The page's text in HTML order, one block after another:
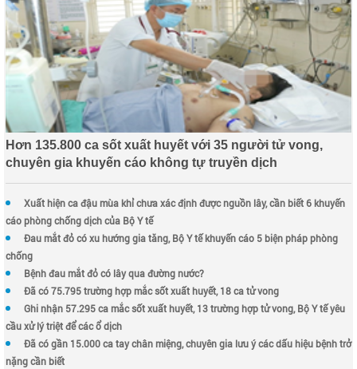
Hơn 135.800 ca sốt xuất huyết với 35 người tử vong,
chuyên gia khuyến cáo không tự truyền dịch
Xuất hiện ca đậu mùa khỉ chưa xác định được nguồn lây, cần biết 6 khuyến
cáo phòng chống dịch của Bộ Y tế
Đau mắt đỏ có xu hướng gia tăng, Bộ Y tế khuyến cáo 5 biện pháp phòng
chống
Bệnh đau mắt đỏ có lây qua đường nước?
Đã có 75.795 trường hợp mắc sốt xuất huyết, 18 ca tử vong
Ghi nhận 57.295 ca mắc sốt xuất huyết, 13 trường hợp tử vong, Bộ Y tế yêu
cầu xử lý triệt để các ổ dịch
Đã có gần 15.000 ca tay chân miệng, chuyên gia lưu ý các dấu hiệu bệnh trở
nặng cần biết